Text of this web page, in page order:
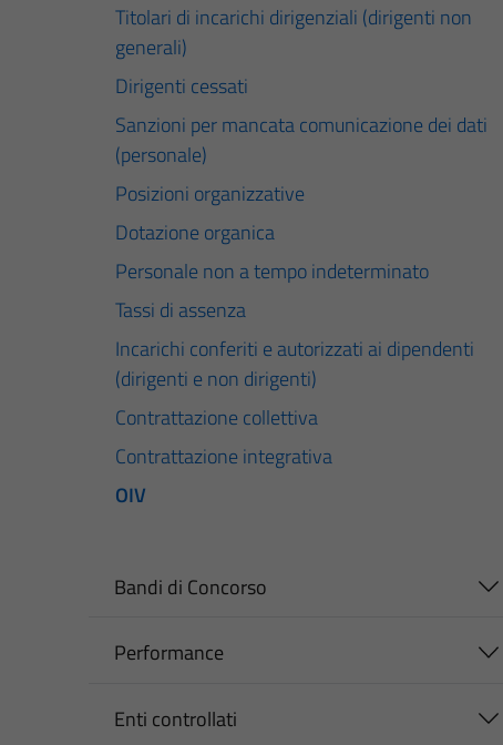
Titolari di incarichi dirigenziali (dirigenti non
generali)
Dirigenti cessati
Sanzioni per mancata comunicazione dei dati
(personale)
Posizioni organizzative
Dotazione organica
Personale non a tempo indeterminato
Tassi di assenza
Incarichi conferiti e autorizzati ai dipendenti
(dirigenti e non dirigenti)
Contrattazione collettiva
Contrattazione integrativa
OIV
Bandi di Concorso
Performance
Enti controllati